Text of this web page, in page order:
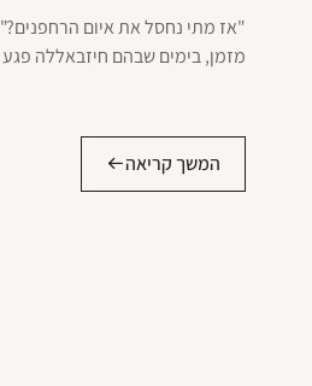
"אז מתי נחסל את איום
מזמן, בימים שבהם חיזבאללה פגע
המשך קריאה